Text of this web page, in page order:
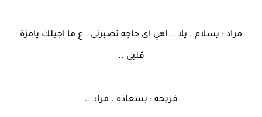
مراد : يسلام . يلا .. اهي اى حاجه تصبرنى . ع ما اجيلك يامزة
قلبى ..
فريحه : بسعاده . مراد ..